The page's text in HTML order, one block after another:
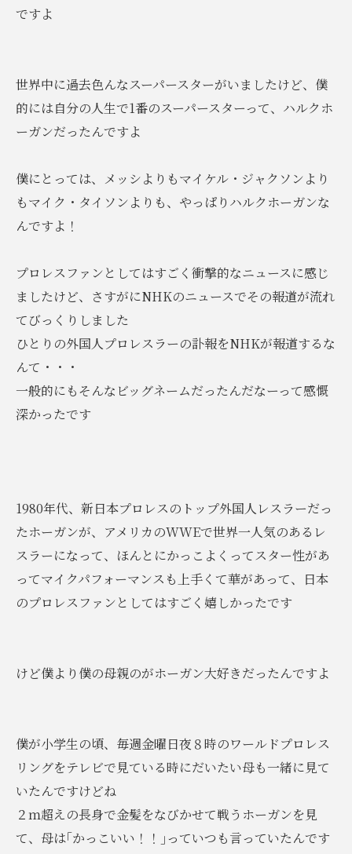
ですよ
世界中に過去色んなスーパースターがいましたけど、僕
的には自分の人生で1番のスーパースターって、ハルクホ
ーガンだったんですよ
僕にとっては、メッシよりもマイケル・ジャクソンより
もマイク・タイソンよりも、やっぱりハルクホーガンな
んですよ！
プロレスファンとしてはすごく衝撃的なニュースに感じ
ましたけど、さすがにNHKのニュースでその報道が流れ
てびっくりしました
ひとりの外国人プロレスラーの訃報をNHKが報道するな
んて・・・
一般的にもそんなビッグネームだったんだなーって感慨
深かったです
1980年代、新日本プロレスのトップ外国人レスラーだっ
たホーガンが、アメリカのWWEで世界一人気のあるレ
スラーになって、ほんとにかっこよくってスター性があ
ってマイクパフォーマンスも上手くて華があって、日本
のプロレスファンとしてはすごく嬉しかったです
けど僕より僕の母親のがホーガン大好きだったんですよ
僕が小学生の頃、毎週金曜日夜８時のワールドプロレス
リングをテレビで見ている時にだいたい母も一緒に見て
いたんですけどね
２ｍ超えの長身で金髪をなびかせて戦うホーガンを見
て、母は｢かっこいい！！｣っていつも言っていたんです